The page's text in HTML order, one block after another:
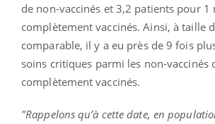
de non-vaccinés et 3,2 patients pour
complètement vaccinés. Ainsi, à taille
comparable, il y a eu près de 9 fois
soins critiques parmi les non-vaccinés
complètement vaccinés.
"Rappelons qu’à cette date, en